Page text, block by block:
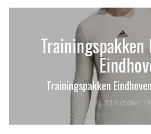
Trainingspakken
23 October